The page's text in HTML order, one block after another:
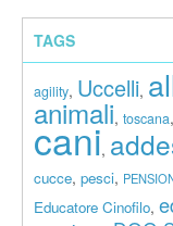
TAGS
agility, Uccelli,
animali, toscana,
cani,
cucce, pesci,
Educatore Cinofilo,